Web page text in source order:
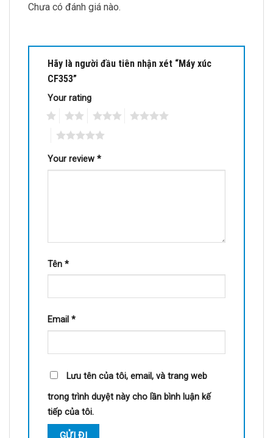
Chưa có đánh giá nào.
Hãy là người đầu tiên nhận xét “Máy xúc
CF353”
Your rating
Your review *
Tên *
Email *
Lưu tên của tôi, email, và trang web
trong trình duyệt này cho lần bình luận kế
tiếp của tôi.